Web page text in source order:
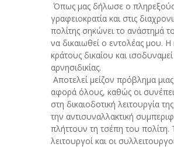
Όπως μας δήλωσε ο
γραφειοκρατία και στις
πολίτης σηκώνει το ανάστημά
να δικαιωθεί ο εντολέας μου.
κράτους δικαίου και
αρνησιδικίας.
Αποτελεί μείζον πρόβλημα
αφορά όλους, καθώς οι
στη δικαιοδοτική λειτουργία
την αντισυναλλακτική
πλήττουν τη τσέπη του πολίτη.
λειτουργοί και οι